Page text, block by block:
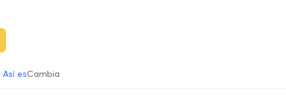
Así esCambia